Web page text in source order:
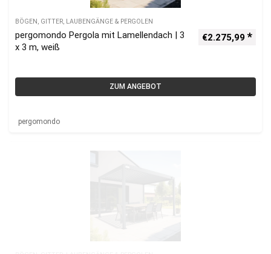
BÖGEN, GITTER, LAUBENGÄNGE & PERGOLEN
pergomondo Pergola mit Lamellendach | 3
x 3 m, weiß
€2.275,99
ZUM ANGEBOT
pergomondo